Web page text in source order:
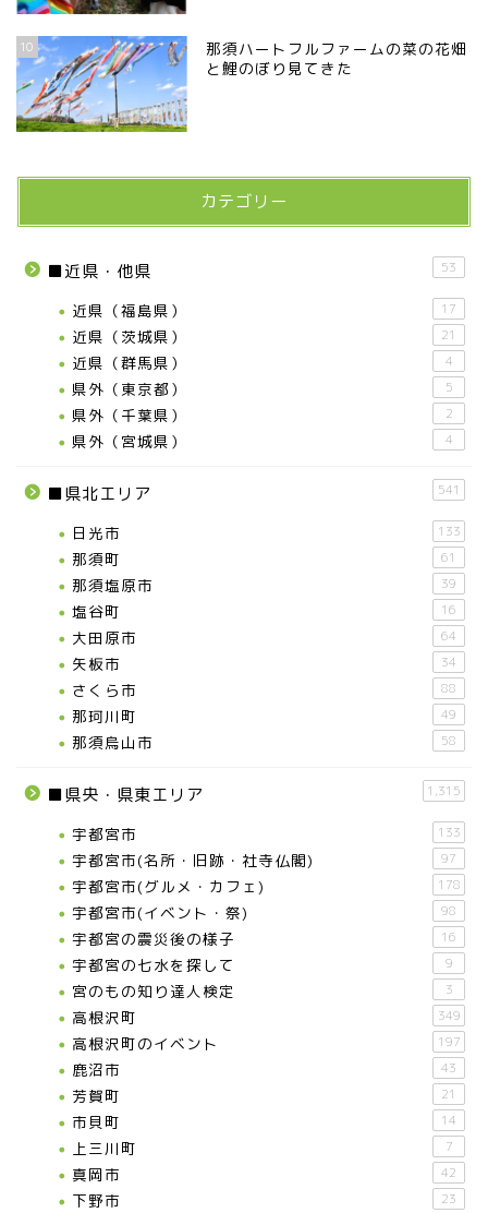
10
那須ハートフルファームの菜の花畑
と鯉のぼり見てきた
カテゴリー
■近県・他県 53
近県（福島県） 17
近県（茨城県） 21
近県（群馬県） 4
県外（東京都） 5
県外（千葉県） 2
県外（宮城県） 4
■県北エリア 541
日光市 133
那須町 61
那須塩原市 39
塩谷町 16
大田原市 64
矢板市 34
さくら市 88
那珂川町 49
那須烏山市 58
■県央・県東エリア 1,315
宇都宮市 133
宇都宮市(名所・旧跡・社寺仏閣) 97
宇都宮市(グルメ・カフェ) 178
宇都宮市(イベント・祭) 98
宇都宮の震災後の様子 16
宇都宮の七水を探して 9
宮のもの知り達人検定 3
高根沢町 349
高根沢町のイベント 197
鹿沼市 43
芳賀町 21
市貝町 14
上三川町 7
真岡市 42
下野市 23